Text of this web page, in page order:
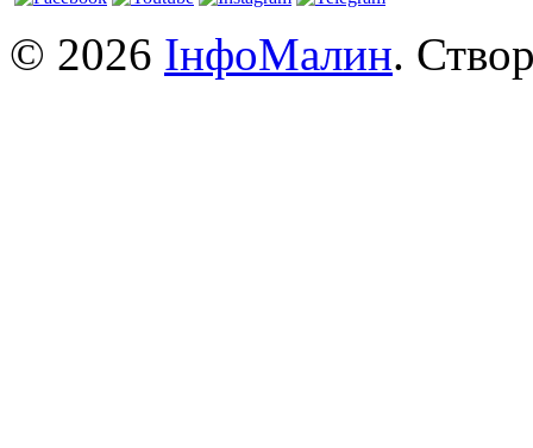
© 2026 ІнфоМалин.